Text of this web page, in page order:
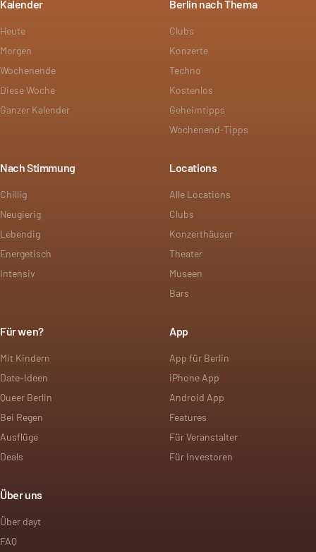
Kalender
Heute
Morgen
Wochenende
Diese Woche
Ganzer Kalender
Berlin nach Thema
Clubs
Konzerte
Techno
Kostenlos
Geheimtipps
Wochenend-Tipps
Nach Stimmung
Chillig
Neugierig
Lebendig
Energetisch
Intensiv
Locations
Alle Locations
Clubs
Konzerthäuser
Theater
Museen
Bars
Für wen?
Mit Kindern
Date-Ideen
Queer Berlin
Bei Regen
Ausflüge
Deals
App
App für Berlin
iPhone App
Android App
Features
Für Veranstalter
Für Investoren
Über uns
Über dayt
FAQ